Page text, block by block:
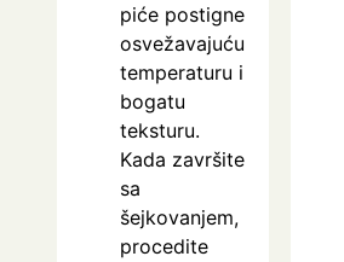
piće postigne
osvežavajuću
temperaturu i
bogatu
teksturu.
Kada završite
sa
šejkovanjem,
procedite